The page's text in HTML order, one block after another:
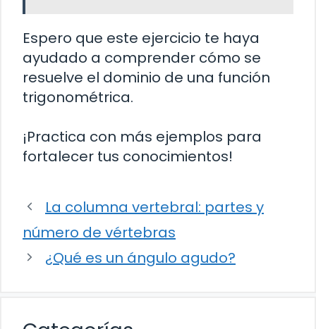
Espero que este ejercicio te haya
ayudado a comprender cómo se
resuelve el dominio de una función
trigonométrica.
¡Practica con más ejemplos para
fortalecer tus conocimientos!
La columna vertebral: partes y
número de vértebras
¿Qué es un ángulo agudo?